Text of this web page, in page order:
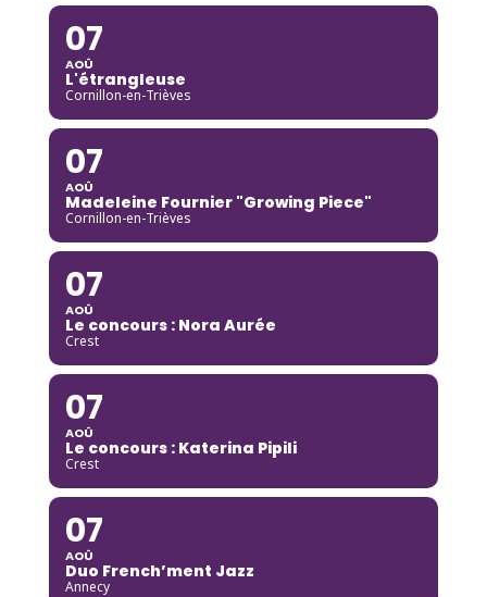
07
AOÛ
L'étrangleuse
Cornillon-en-Trièves
07
AOÛ
Madeleine Fournier "Growing Piece"
Cornillon-en-Trièves
07
AOÛ
Le concours : Nora Aurée
Crest
07
AOÛ
Le concours : Katerina Pipili
Crest
07
AOÛ
Duo French’ment Jazz
Annecy